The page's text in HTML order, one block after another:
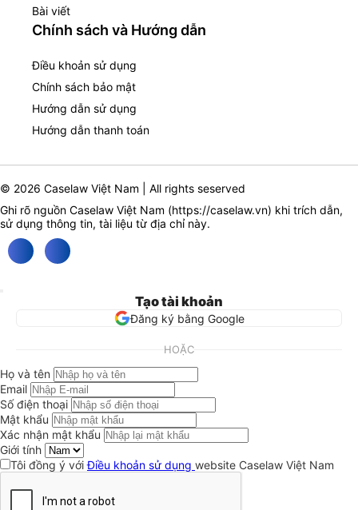
Bài viết
Chính sách và Hướng dẫn
Điều khoản sử dụng
Chính sách bảo mật
Hướng dẫn sử dụng
Hướng dẫn thanh toán
© 2026 Caselaw Việt Nam | All rights seserved
Ghi rõ nguồn Caselaw Việt Nam (https://caselaw.vn) khi trích dẫn,
sử dụng thông tin, tài liệu từ địa chỉ này.
Tạo tài khoản
Đăng ký bằng Google
HOẶC
Họ và tên
Email
Số điện thoại
Mật khẩu
Xác nhận mật khẩu
Giới tính
Tôi đồng ý vớiĐiều khoản sử dụng website Caselaw Việt Nam